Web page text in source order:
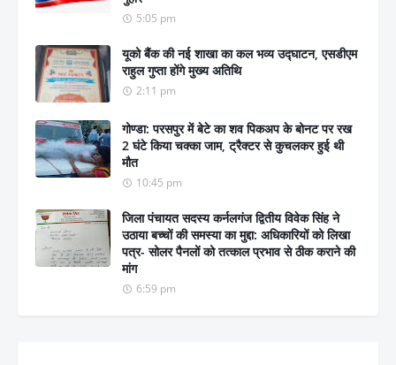
5:05 pm
यूको बैंक की नई शाखा का कल भव्य उद्घाटन, एसडीएम
राहुल गुप्ता होंगे मुख्य अतिथि
2:11 pm
गोण्डा: परसपुर में बेटे का शव पिकअप के बोनट पर रख
2 घंटे किया चक्का जाम, ट्रैक्टर से कुचलकर हुई थी
मौत
10:45 pm
जिला पंचायत सदस्य कर्नलगंज द्वितीय विवेक सिंह ने
उठाया बच्चों की समस्या का मुद्दा: अधिकारियों को लिखा
पत्र- सोलर पैनलों को तत्काल प्रभाव से ठीक कराने की
मांग
6:59 pm